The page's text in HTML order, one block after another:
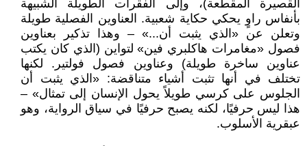
القصيرة المقطعة)، وإلى الفقرات الطويلة الشبيهة
بأنفاس راوٍ يحكي حكاية شعبية. العناوين الفصلية طويلة
وتعلن عن «الذي يثبت أن...» – وهذا تذكير بعناوين
فصول «مغامرات هاكلبري فين» لتواين (الذي كان يكتب
عناوين ساخرة طويلة) وعناوين فصول فولتير. لكنها
تختلف في أنها تثبت أشياء متناقضة: «الذي يثبت أن
الجلوس على كرسي طويلاً يحول الإنسان إلى تمثال» –
هذا ليس حرفيًا، لكنه يصبح حرفيًا في سياق الرواية، وهو
عبقرية الأسلوب.